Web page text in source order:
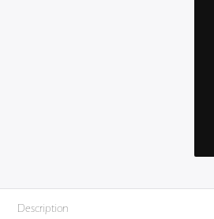
Description